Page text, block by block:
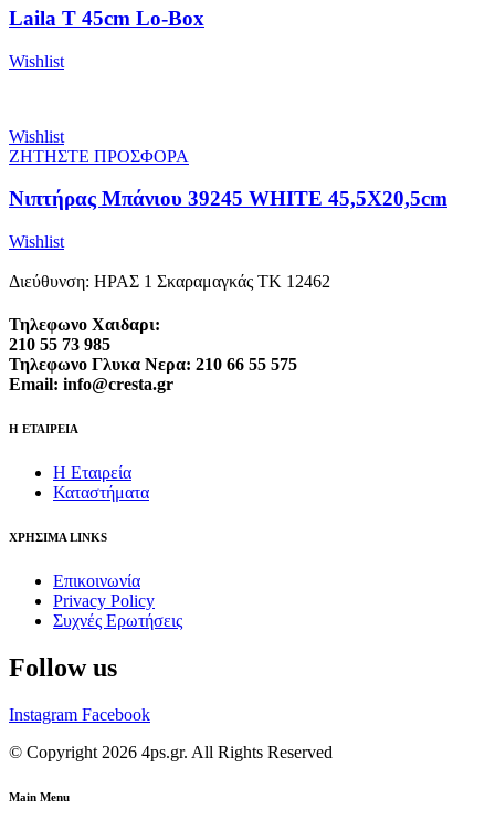
Laila T 45cm Lo-Box
Wishlist
Wishlist
ΖΗΤΗΣΤΕ ΠΡΟΣΦΟΡΑ
Νιπτήρας Μπάνιου 39245 WHITE 45,5X20,5cm
Wishlist
Διεύθυνση: ΗΡΑΣ 1 Σκαραμαγκάς ΤΚ 12462
Τηλεφωνο Χαιδαρι:
210 55 73 985
Τηλεφωνο Γλυκα Νερα: 210 66 55 575
Email: info@cresta.gr
Η ΕΤΑΙΡΕΙΑ
Η Εταιρεία
Καταστήματα
ΧΡΗΣΙΜΑ LINKS
Επικοινωνία
Privacy Policy
Συχνές Ερωτήσεις
Follow us
Instagram Facebook
© Copyright 2026 4ps.gr. All Rights Reserved
Main Menu